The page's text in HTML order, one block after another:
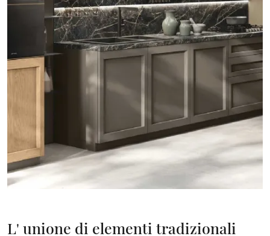
L' unione di elementi tradizionali